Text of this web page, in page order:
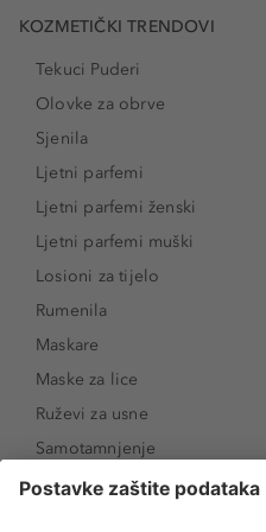
KOZMETIČKI TRENDOVI
Tekuci Puderi
Olovke za obrve
Sjenila
Ljetni parfemi
Ljetni parfemi ženski
Ljetni parfemi muški
Losioni za tijelo
Rumenila
Maskare
Maske za lice
Ruževi za usne
Samotamnjenje
Puderi